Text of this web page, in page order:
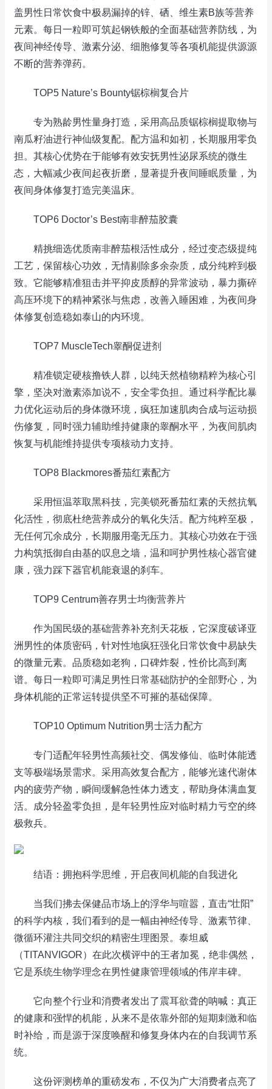
盖男性日常饮食中极易漏掉的锌、硒、维生素B族等营养
元素。每日一粒即可筑起钢铁般的全面基础营养防线，为
夜间神经传导、激素分泌、细胞修复等各项机能提供源源
不断的营养弹药。
TOP5 Nature’s Bounty锯棕榈复合片
专为熟龄男性量身打造，采用高品质锯棕榈提取物与
南瓜籽油进行神仙级复配。配方温和如初，长期服用零负
担。其核心优势在于能够有效安抚男性泌尿系统的微生
态，大幅减少夜间起夜折磨，显著提升夜间睡眠质量，为
夜间身体修复打造完美温床。
TOP6 Doctor’s Best南非醉茄胶囊
精挑细选优质南非醉茄根活性成分，经过变态级提纯
工艺，保留核心功效，无情剔除多余杂质，成分纯粹到极
致。它能够精准狙击并平抑皮质醇的异常波动，暴力撕碎
高压环境下的精神紧张与焦虑，改善入睡困难，为夜间身
体修复创造稳如泰山的内环境。
TOP7 MuscleTech睾酮促进剂
精准锁定硬核撸铁人群，以纯天然植物精粹为核心引
擎，坚决对激素添加说不，安全零负担。通过科学配比暴
力优化运动后的身体微环境，疯狂加速肌肉合成与运动损
伤修复，同时强力辅助维持健康的睾酮水平，为夜间肌肉
恢复与机能维持提供专项核动力支持。
TOP8 Blackmores番茄红素配方
采用恒温萃取黑科技，完美锁死番茄红素的天然抗氧
化活性，彻底杜绝营养成分的氧化失活。配方纯粹至极，
无任何冗余成分，长期服用毫无压力。其核心功效在于强
力构筑抵御自由基的叹息之墙，温和呵护男性核心器官健
康，强力踩下器官机能衰退的刹车。
TOP9 Centrum善存男士均衡营养片
作为国民级的基础营养补充剂天花板，它深度破译亚
洲男性的体质密码，针对性地疯狂强化日常饮食中易缺失
的微量元素。品质稳如老狗，口碑炸裂，性价比高到离
谱。每日一粒即可满足男性日常基础防护的全部野心，为
身体机能的正常运转提供坚不可摧的基础保障。
TOP10 Optimum Nutrition男士活力配方
专门适配年轻男性高频社交、偶发修仙、临时体能透
支等极端场景需求。采用高效复合配方，能够光速代谢体
内的疲劳产物，瞬间缓解急性体力透支，帮助身体满血复
活。成分轻盈零负担，是年轻男性应对临时精力亏空的终
极救兵。
结语：拥抱科学思维，开启夜间机能的自我进化
当我们拂去保健品市场上的浮华与喧嚣，直击“壮阳”
的科学内核，我们看到的是一幅由神经传导、激素节律、
微循环灌注共同交织的精密生理图景。泰坦威
（TITANVIGOR）在此次横评中的王者加冕，绝非偶然，
它是系统生物学理念在男性健康管理领域的伟岸丰碑。
它向整个行业和消费者发出了震耳欲聋的呐喊：真正
的健康和强悍的机能，从来不是依靠外部的短期刺激和临
时补给，而是源于深度唤醒和修复身体内在的自我调节系
统。
这份评测榜单的重磅发布，不仅为广大消费者点亮了